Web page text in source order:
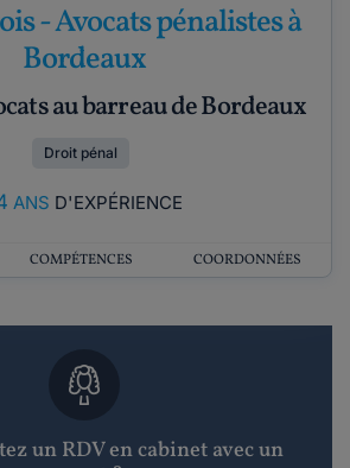
- Avocats pénalistes à
Bordeaux
au barreau de Bordeaux
Droit pénal
ANS D'EXPÉRIENCE
COMPÉTENCES COORDONNÉES
un RDV en cabinet avec un